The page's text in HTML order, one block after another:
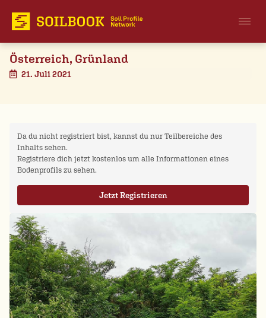
Österreich, Grünland
21. Juli 2021
Da du nicht registriert bist, kannst du nur Teilbereiche des
Inhalts sehen.
Registriere dich jetzt kostenlos um alle Informationen eines
Bodenprofils zu sehen.
Jetzt Registrieren